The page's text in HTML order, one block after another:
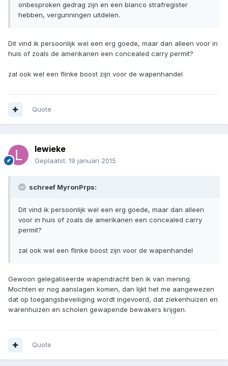
onbesproken gedrag zijn en een blanco strafregister
hebben, vergunningen uitdelen.
Dit vind ik persoonlijk wel een erg goede, maar dan alleen voor in
huis of zoals de amerikanen een concealed carry permit?
zal ook wel een flinke boost zijn voor de wapenhandel
Quote
lewieke
Geplaatst: 19 januari 2015
schreef MyronPrps:
Dit vind ik persoonlijk wel een erg goede, maar dan alleen
voor in huis of zoals de amerikanen een concealed carry
permit?
zal ook wel een flinke boost zijn voor de wapenhandel
Gewoon gelegaliseerde wapendracht ben ik van mening.
Mochten er nog aanslagen komen, dan lijkt het me aangewezen
dat op toegangsbeveiliging wordt ingevoerd, dat ziekenhuizen en
warenhuizen en scholen gewapende bewakers krijgen.
Quote